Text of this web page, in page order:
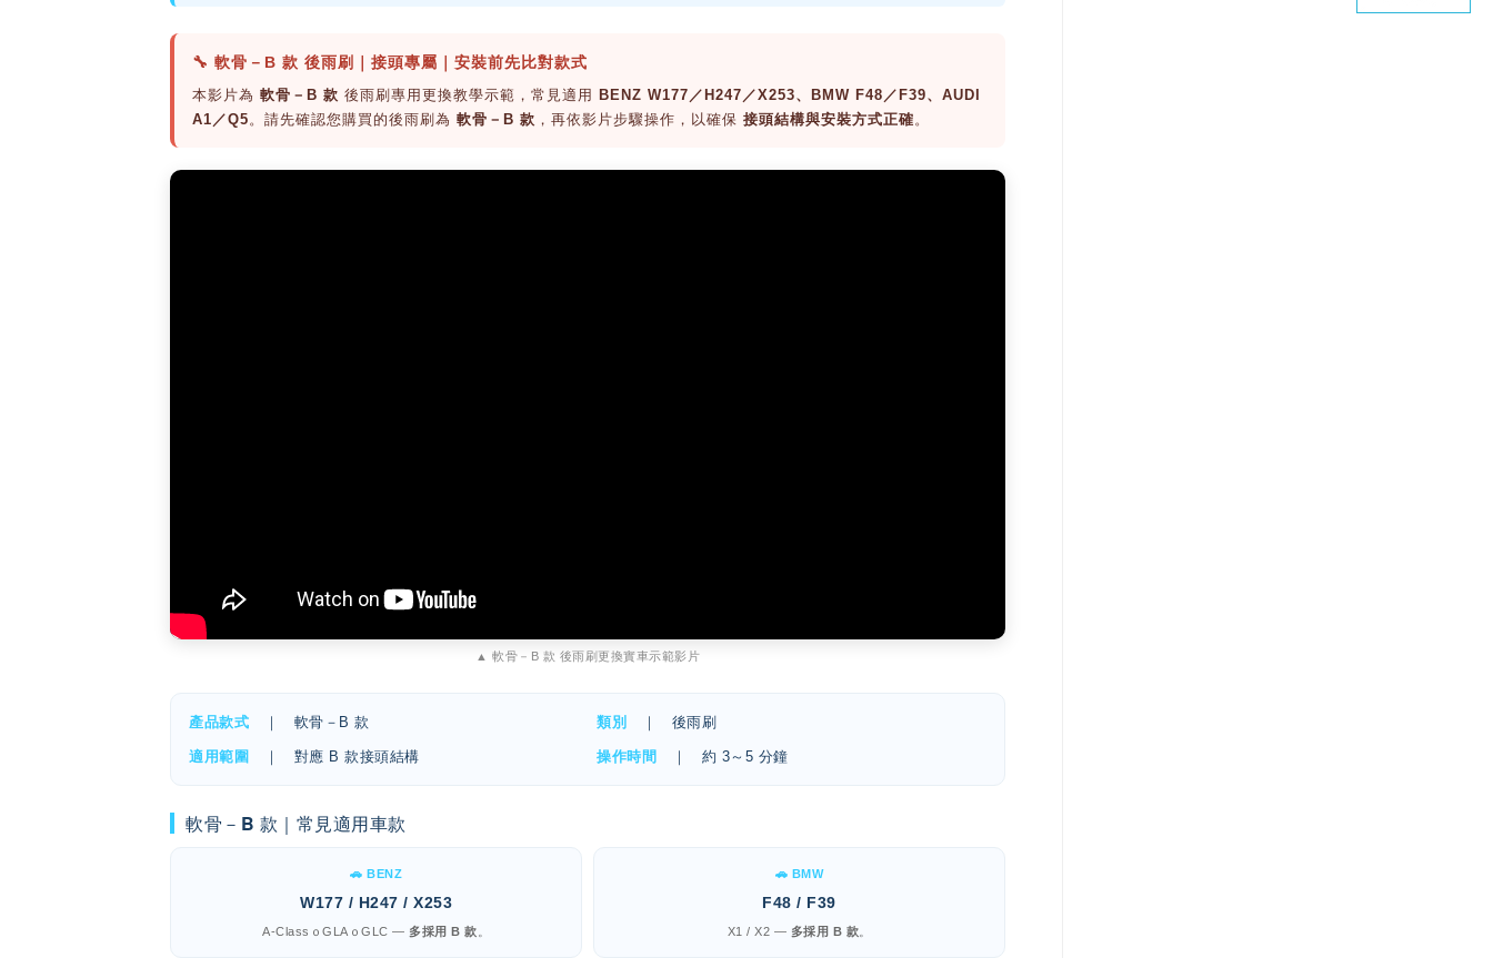
🔧 軟骨－B 款 後雨刷｜接頭專屬｜安裝前先比對款式
本影片為 軟骨－B 款 後雨刷專用更換教學示範，常見適用
BENZ W177／H247／X253、BMW F48／F39、AUDI
A1／Q5。請先確認您購買的後雨刷為 軟骨－B 款 ，再依影片步驟操作，以確保 接頭結構與安裝方式正確。
▲ 軟骨－B 款 後雨刷更換實車示範影片
產品款式 ｜ 軟骨－B 款 類別 ｜ 後雨刷
適用範圍 ｜ 對應 B 款接頭結構 操作時間 ｜ 約 3～5 分鐘
軟骨－B 款｜常見適用車款
🚗 BENZ
W177 / H247 / X253
A-ClassｏGLAｏGLC — 多採用 B 款
🚗 BMW
F48 / F39
X1 / X2 — 多採用 B 款